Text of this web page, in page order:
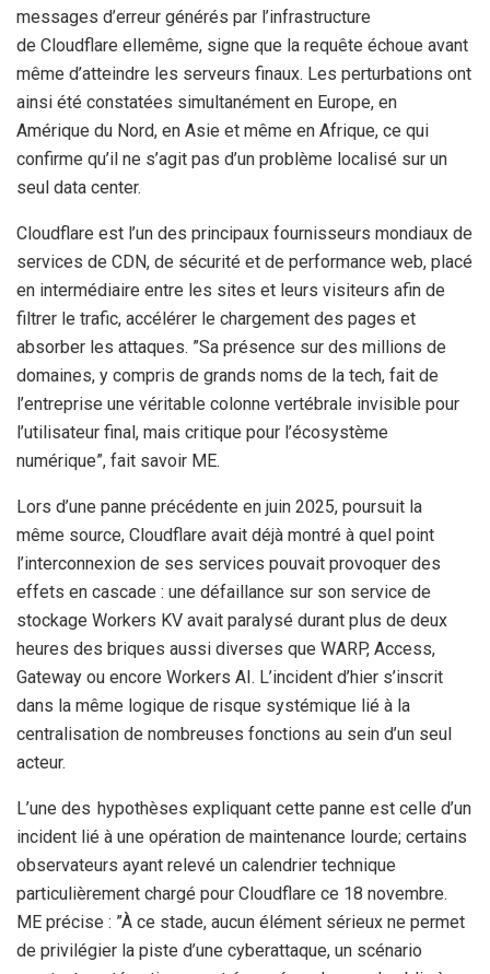
messages d’erreur générés par l’infrastructure
de Cloudflare ellemême, signe que la requête échoue avant
même d’atteindre les serveurs finaux.​ Les perturbations ont
ainsi été constatées simultanément en Europe, en
Amérique du Nord, en Asie et même en Afrique, ce qui
confirme qu’il ne s’agit pas d’un problème localisé sur un
seul data center.
Cloudflare est l’un des principaux fournisseurs mondiaux de
services de CDN, de sécurité et de performance web, placé
en intermédiaire entre les sites et leurs visiteurs afin de
filtrer le trafic, accélérer le chargement des pages et
absorber les attaques. ”Sa présence sur des millions de
domaines, y compris de grands noms de la tech, fait de
l’entreprise une véritable colonne vertébrale invisible pour
l’utilisateur final, mais critique pour l’écosystème
numérique”, fait savoir ME.​
Lors d’une panne précédente en juin 2025, poursuit la
même source, Cloudflare avait déjà montré à quel point
l’interconnexion de ses services pouvait provoquer des
effets en cascade : une défaillance sur son service de
stockage Workers KV avait paralysé durant plus de deux
heures des briques aussi diverses que WARP, Access,
Gateway ou encore Workers AI. L’incident d’hier s’inscrit
dans la même logique de risque systémique lié à la
centralisation de nombreuses fonctions au sein d’un seul
acteur.​
L’une des hypothèses expliquant cette panne est celle d’un
incident lié à une opération de maintenance lourde; certains
observateurs ayant relevé un calendrier technique
particulièrement chargé pour Cloudflare ce 18 novembre.
ME précise : ”À ce stade, aucun élément sérieux ne permet
de privilégier la piste d’une cyberattaque, un scénario